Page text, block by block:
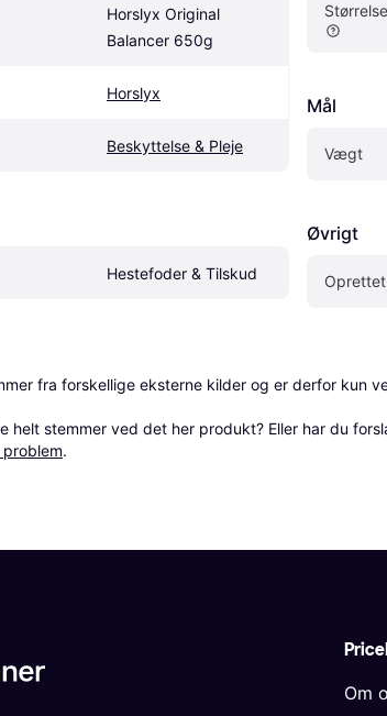
Horslyx Original
Balancer 650g
Horslyx
Beskyttelse & Pleje
Hestefoder & Tilskud
Størrelse
Mål
Vægt
Øvrigt
fra forskellige eksterne kilder og er derfor kun
helt stemmer ved det her produkt? Eller har du
.
Om